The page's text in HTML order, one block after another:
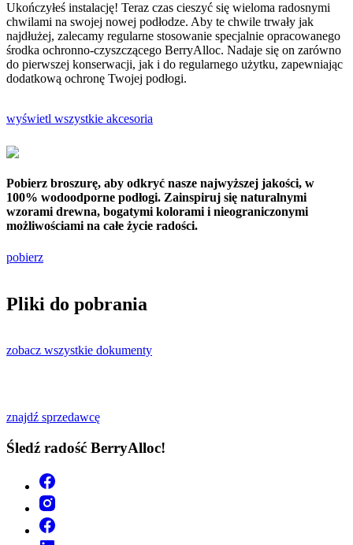
Ukończyłeś instalację! Teraz czas cieszyć się wieloma radosnymi
chwilami na swojej nowej podłodze. Aby te chwile trwały jak
najdłużej, zalecamy regularne stosowanie specjalnie opracowanego
środka ochronno-czyszczącego BerryAlloc. Nadaje się on zarówno
do pierwszej konserwacji, jak i do regularnego użytku, zapewniając
dodatkową ochronę Twojej podłogi.
wyświetl wszystkie akcesoria
Pobierz broszurę, aby odkryć nasze najwyższej jakości, w
100% wodoodporne podłogi. Zainspiruj się naturalnymi
wzorami drewna, bogatymi kolorami i nieograniczonymi
możliwościami na całe życie radości.
pobierz
Pliki do pobrania
zobacz wszystkie dokumenty
znajdź sprzedawcę
Śledź radość BerryAlloc!